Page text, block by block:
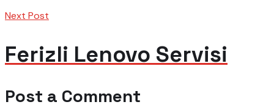
Next Post
Ferizli Lenovo Servisi
Post a Comment